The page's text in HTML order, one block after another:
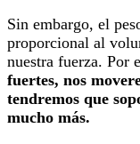
Sin embargo, el
proporcional al
nuestra fuerza. Por
fuertes, nos
tendremos que
mucho más.